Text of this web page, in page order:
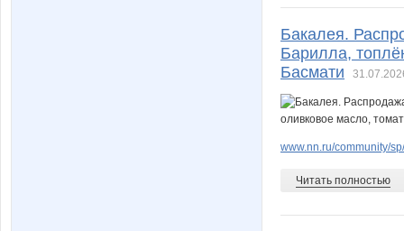
Бакалея.
Барилла,
Басмати
www.nn.ru/community/
Читать полностью